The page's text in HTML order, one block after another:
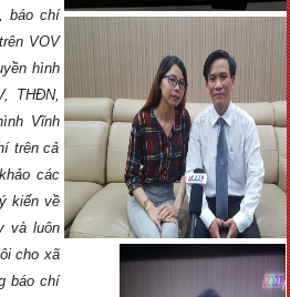
báo chí
VOV
hình
THĐN,
Vĩnh
trên cả
các
kiến về
và luôn
cho xã
báo chí